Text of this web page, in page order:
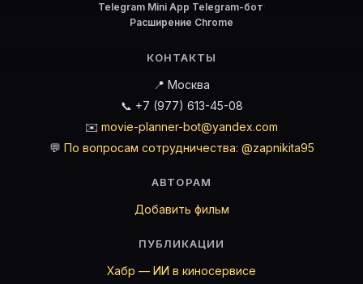
Telegram Mini App·Telegram-бот·
Расширение Chrome
КОНТАКТЫ
📍 Москва
📞 +7 (977) 613-45-08
✉️ movie-planner-bot@yandex.com
💬 По вопросам сотрудничества: @zapnikita95
АВТОРАМ
Добавить фильм
ПУБЛИКАЦИИ
Хабр — ИИ в киносервисе